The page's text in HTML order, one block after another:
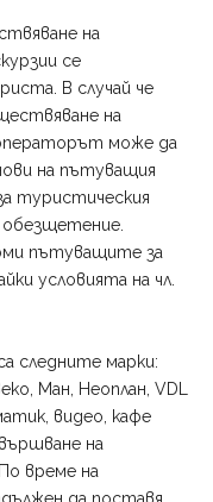
на
се
В случай че
на
може да
на пътуващия
туристическия
пътуващите за
условията на чл.
следните марки:
Ман, Неоплан, VDL
видео, кафе
на
време на